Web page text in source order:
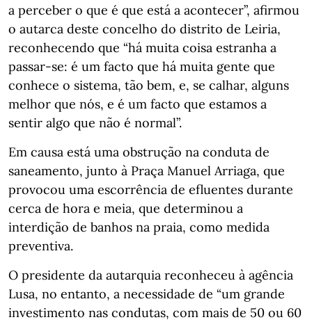
a perceber o que é que está a acontecer”, afirmou
o autarca deste concelho do distrito de Leiria,
reconhecendo que “há muita coisa estranha a
passar-se: é um facto que há muita gente que
conhece o sistema, tão bem, e, se calhar, alguns
melhor que nós, e é um facto que estamos a
sentir algo que não é normal”.
Em causa está uma obstrução na conduta de
saneamento, junto à Praça Manuel Arriaga, que
provocou uma escorrência de efluentes durante
cerca de hora e meia, que determinou a
interdição de banhos na praia, como medida
preventiva.
O presidente da autarquia reconheceu à agência
Lusa, no entanto, a necessidade de “um grande
investimento nas condutas, com mais de 50 ou 60